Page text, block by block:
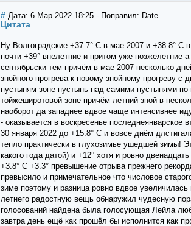
# Дата: 6 Мар 2022 18:25 - Поправил: Date
Цитата
Ну Волгоградские +37.7° С в мае 2007 и +38.8° С
почти +39° внелетние и притом уже позжелетние
сентябрьски тем причём в мае 2007 несколько
знойного прогрева к новому знойному прогреву
пустыням зоне пустынь над самими пустынями
тойжеширотовой зоне причём летний зной в
наоборот да западнее вдвое чаще интенсивнее
- оказывается в воскресенье последнеянварское
30 января 2022 до +15.8° С и вовсе днём
тепло практически в глухозимье ушедшей зимы!
какого года датой) и +12° хотя и ровно
+3.8° С +3.3° превышение отрыва прежнего
превысило и примечательное что числовое
зиме поэтому и разница ровно вдвое
летнего радостную вещь обнаружил чудесную
голосований найдена была голосующая Лейла
завтра день ещё как прошёл бы исполнится как